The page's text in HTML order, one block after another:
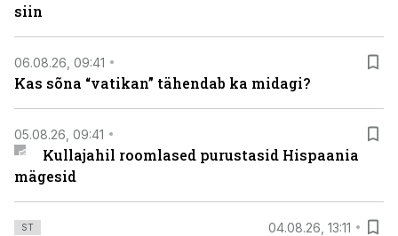
siin
06.08.26, 09:41
Kas sõna “vatikan” tähendab ka midagi?
05.08.26, 09:41
Kullajahil roomlased purustasid Hispaania
mägesid
ST 04.08.26, 13:11